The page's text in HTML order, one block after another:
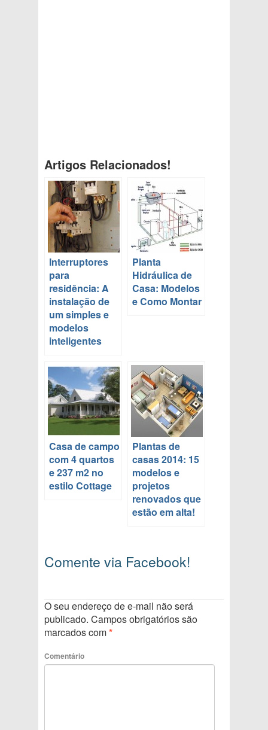
Artigos Relacionados!
Interruptores
para
residência: A
instalação de
um simples e
modelos
inteligentes
Planta
Hidráulica de
Casa: Modelos
e Como Montar
Casa de campo
com 4 quartos
e 237 m2 no
estilo Cottage
Plantas de
casas 2014: 15
modelos e
projetos
renovados que
estão em alta!
Comente via Facebook!
O seu endereço de e-mail não será
publicado. Campos obrigatórios são
marcados com*
Comentário